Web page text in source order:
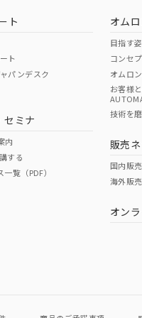
O
ページへ
ください
ト
ト
パンデスク
セミナ
内
する
覧（PDF）
オム
目指す姿
コンセ
オムロ
お客様
技術を
販売
国内販
海外販
オン